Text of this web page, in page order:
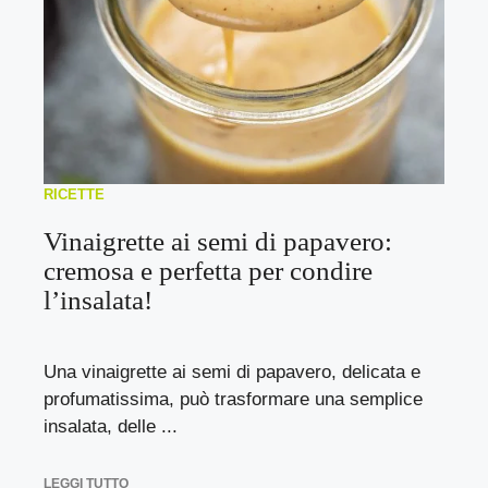
RICETTE
Vinaigrette ai semi di papavero:
cremosa e perfetta per condire
l’insalata!
Una vinaigrette ai semi di papavero, delicata e
profumatissima, può trasformare una semplice
insalata, delle ...
LEGGI TUTTO